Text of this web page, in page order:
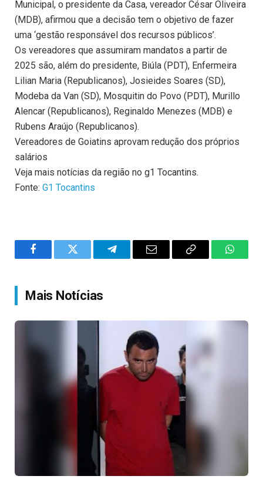
Municipal, o presidente da Casa, vereador César Oliveira
(MDB), afirmou que a decisão tem o objetivo de fazer
uma ‘gestão responsável dos recursos públicos’.
Os vereadores que assumiram mandatos a partir de
2025 são, além do presidente, Biúla (PDT), Enfermeira
Lilian Maria (Republicanos), Josieides Soares (SD),
Modeba da Van (SD), Mosquitin do Povo (PDT), Murillo
Alencar (Republicanos), Reginaldo Menezes (MDB) e
Rubens Araújo (Republicanos).
Vereadores de Goiatins aprovam redução dos próprios
salários
Veja mais notícias da região no g1 Tocantins.
Fonte: G1 Tocantins
FacebookTwitter TelegramEmail
Copy
Mais Notícias